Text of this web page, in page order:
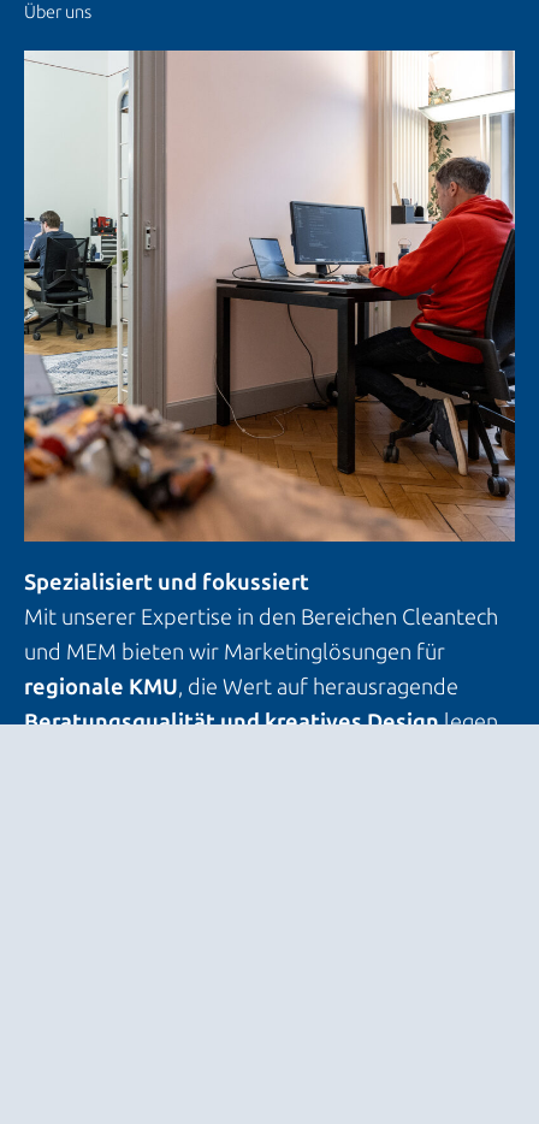
Über uns
Spezialisiert und fokussiert
Mit unserer Expertise in den Bereichen Cleantech
und MEM bieten wir Marketinglösungen für
regionale KMU, die Wert auf herausragende
Beratungsqualität und kreatives Designlegen.